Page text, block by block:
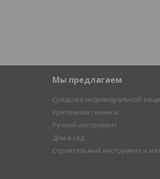
Мы предлагаем
Средства индивидуальной
Крепежная техника
Ручной инструмент
Дом и сад
Строительный инструмент и